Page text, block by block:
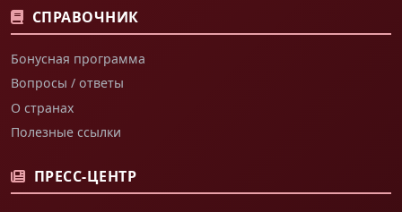
СПРАВОЧНИК
Бонусная программа
Вопросы / ответы
О странах
Полезные ссылки
ПРЕСС-ЦЕНТР